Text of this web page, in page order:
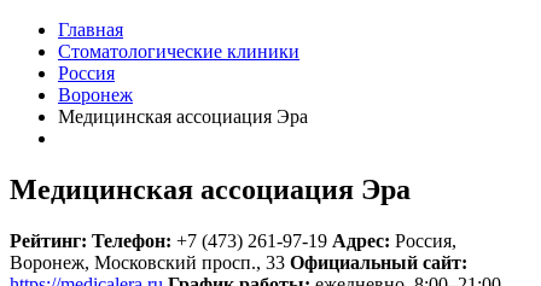
Главная
Стоматологические клиники
Россия
Воронеж
Медицинская ассоциация Эра
Медицинская ассоциация Эра
Рейтинг: Телефон: +7 (473) 261-97-19 Адрес: Россия,
Воронеж, Московский просп., 33 Официальный сайт: